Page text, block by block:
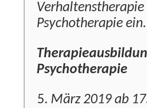
Psychotherapie ein.
Psychotherapie
März 2019 ab